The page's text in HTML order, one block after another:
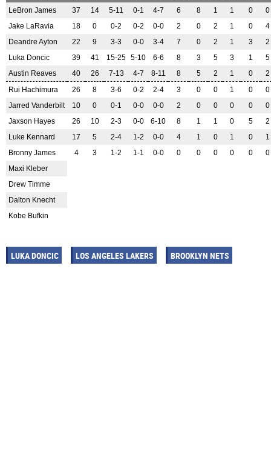
LeBron James
37 14 5-11 0-1 4-7 6 8 1 1 0
0
Jake LaRavia
18 0 0-2 0-2 0-0 2 0 2 1 0
4
Deandre Ayton
22 9 3-3 0-0 3-4 7 0 2 1 3
2
Luka Doncic
39 41 15-25 5-10 6-6 8 3 5 3 1
5
Austin Reaves
40 26 7-13 4-7 8-11 8 5 2 1 0
2
Rui Hachimura
26 8 3-6 0-2 2-4 3 0 0 1 0
0
Jarred Vanderbilt
10 0 0-1 0-0 0-0 2 0 0 0 0
0
Jaxson Hayes
26 10 2-3 0-0 6-10 8 1 1 0 5
2
Luke Kennard
17 5 2-4 1-2 0-0 4 1 0 1 0
1
Bronny James
4 3 1-2 1-1 0-0 0 0 0 0 0
0
Maxi Kleber
Drew Timme
Dalton Knecht
Kobe Bufkin
LUKA DONCIC LOS ANGELES LAKERS BROOKLYN NETS